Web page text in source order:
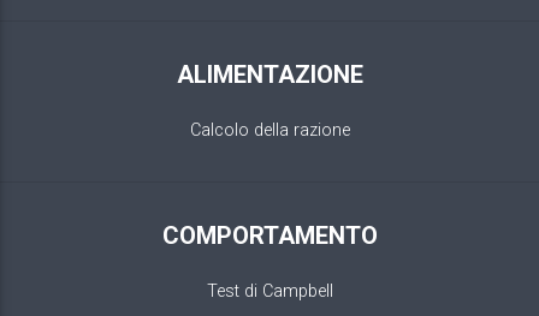
ALIMENTAZIONE
Calcolo della razione
COMPORTAMENTO
Test di Campbell